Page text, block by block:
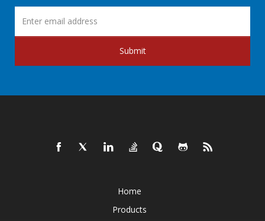
Submit
Home
Products